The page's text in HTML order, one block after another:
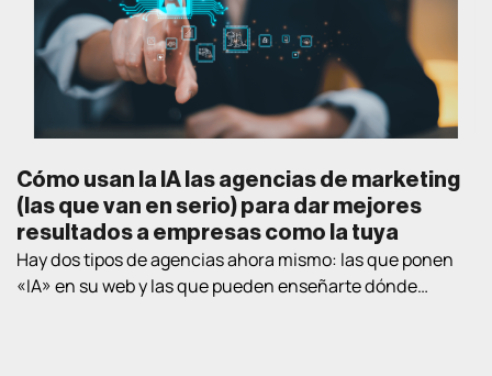
Cómo usan la IA las agencias de marketing
(las que van en serio) para dar mejores
resultados a empresas como la tuya
Hay dos tipos de agencias ahora mismo: las que ponen
«IA» en su web y las que pueden enseñarte dónde